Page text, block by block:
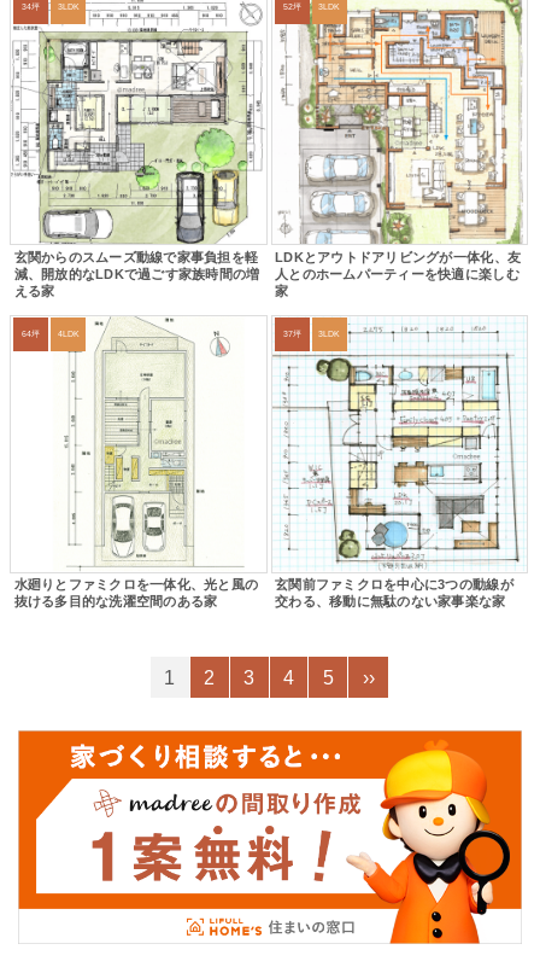
34坪 3LDK
玄関からのスムーズ動線で家事負担を軽
減、開放的なLDKで過ごす家族時間の増
える家
52坪 3LDK
LDKとアウトドアリビングが一体化、友
人とのホームパーティーを快適に楽しむ
家
64坪 4LDK
水廻りとファミクロを一体化、光と風の
抜ける多目的な洗濯空間のある家
37坪 3LDK
玄関前ファミクロを中心に3つの動線が
交わる、移動に無駄のない家事楽な家
1 2 3 4 5 ››